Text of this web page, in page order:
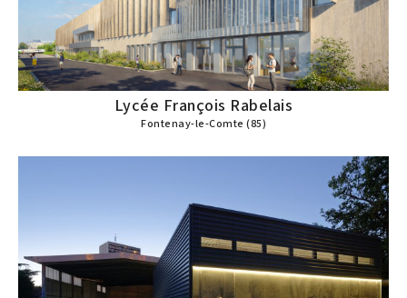
Lycée François Rabelais
Fontenay-le-Comte (85)